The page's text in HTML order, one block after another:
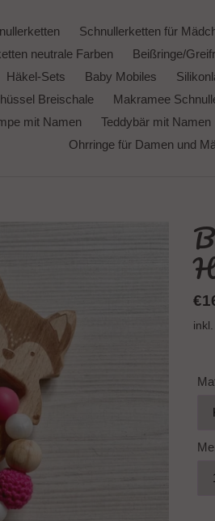
Schnullerketten für
neutrale Farben
Beißringe/
Häkel-Sets
Baby Mobiles
Breischale
Makramee
mit Namen
Teddybär mit Namen
Ohrringe für Damen und